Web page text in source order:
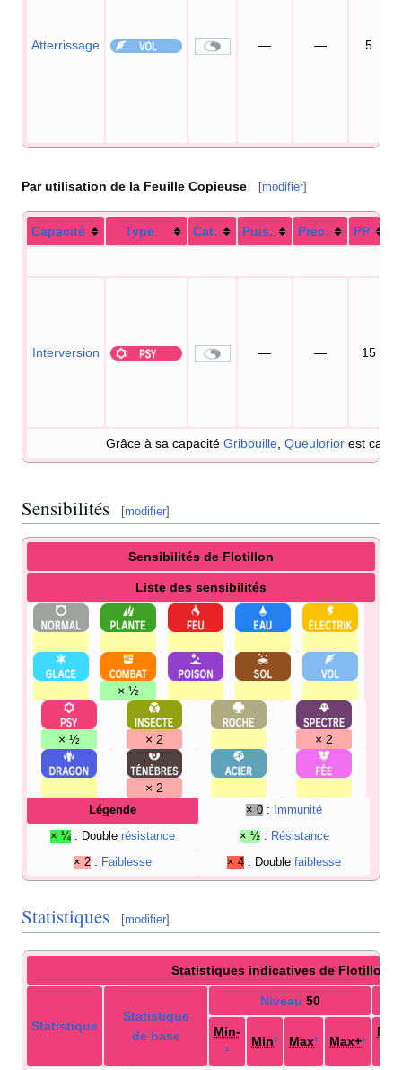
Atterrissage — — 5
Par utilisation de la Feuille Copieuse [modifier]
Capacité Type Cat. Puis. Préc. PP
Interversion — — 15
Grâce à sa capacité Gribouille Queulorior est
Sensibilités [modifier]
Sensibilités de Flotillon
Liste des sensibilités
× ½
× ½ × 2 × 2
× 2
Légende × 0 : Immunité
× ¼ : Double résistance × ½ : Résistance
× 2 : Faiblesse × 4 : Double faiblesse
Statistiques [modifier]
Statistiques indicatives de Flotillon
Statistique
Statistique
de base
Niveau 50
Min-
¹
Min¹ Max¹ Max+¹